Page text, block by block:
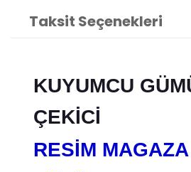
Taksit Seçenekleri
KUYUMCU
ÇEKİCİ
RESİM MAGAZA